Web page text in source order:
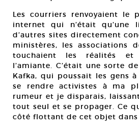
Les courriers renvoyaient le
internet qui n’était qu’une
d’autres sites directement
ministères, les associations
touchaient les réalités
l’amiante. C’était une sorte
Kafka, qui poussait les gens
se rendre activistes à ma
rumeur et je disparais,
tout seul et se propager. Ce
côté flottant de cet objet dans